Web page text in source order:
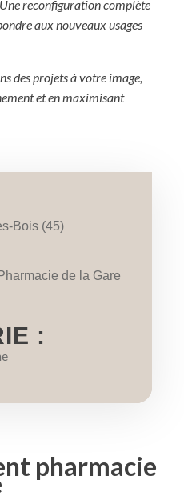
reconfiguration complète
aux nouveaux usages
des projets à votre image,
et en maximisant
Bois (45)
Pharmacie de la Gare
:
pharmacie